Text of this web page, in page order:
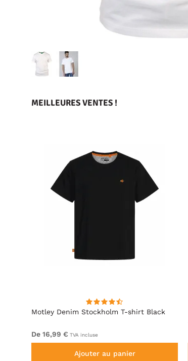
MEILLEURES VENTES !
Motley Denim Stockholm T-shirt Black
De 16,99 € TVA incluse
Ajouter au panier